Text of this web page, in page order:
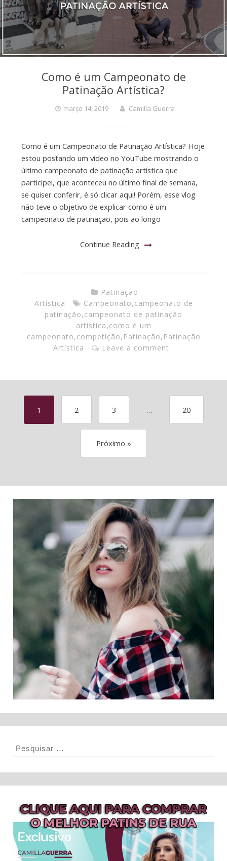
Como é um Campeonato de
Patinação Artística?
março 14, 2019 Camilla Guerra
Como é um Campeonato de Patinação Artística? Hoje
estou postando um vídeo no YouTube mostrando o
último campeonato de patinação artística que
participei, que aconteceu no último final de semana,
se quiser conferir, é só clicar aqui! Porém, esse vlog
não teve o objetivo de explicar como é um
campeonato de patinação, pois ao longo
Continue Reading
Patinação
Artística
Campeonato,campeonato de
patinação,campeonato de patinação
artística,como é um
campeonato,competição, Patinação, Patinação
Artística
Leave a comment
1 2 3 … 20
Próximo »